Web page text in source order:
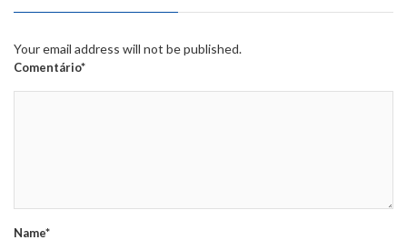
Your email address will not be published.
Comentário*
Name*